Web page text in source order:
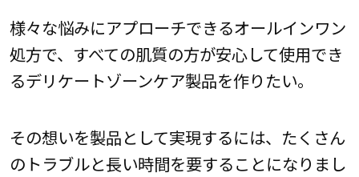
様々な悩みにアプローチできるオールインワン
処方で、すべての肌質の方が安心して使用でき
るデリケートゾーンケア製品を作りたい。
その想いを製品として実現するには、たくさん
のトラブルと長い時間を要することになりまし